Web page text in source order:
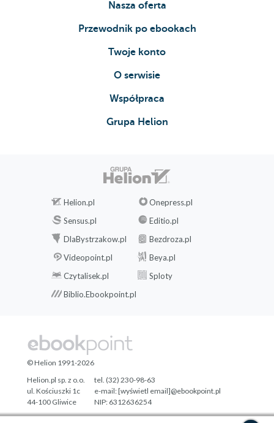
Nasza oferta
Przewodnik po ebookach
Twoje konto
O serwisie
Współpraca
Grupa Helion
Helion.pl
Onepress.pl
Sensus.pl
Editio.pl
DlaBystrzakow.pl
Bezdroza.pl
Videopoint.pl
Beya.pl
Czytalisek.pl
Sploty
Biblio.Ebookpoint.pl
© Helion 1991-2026
Helion.pl sp. z o.o.
ul. Kościuszki 1c
44-100 Gliwice
tel. (32) 230-98-63
e-mail:[wyświetl email]@ebookpoint.pl
NIP: 6312636254
Regon: 241989027